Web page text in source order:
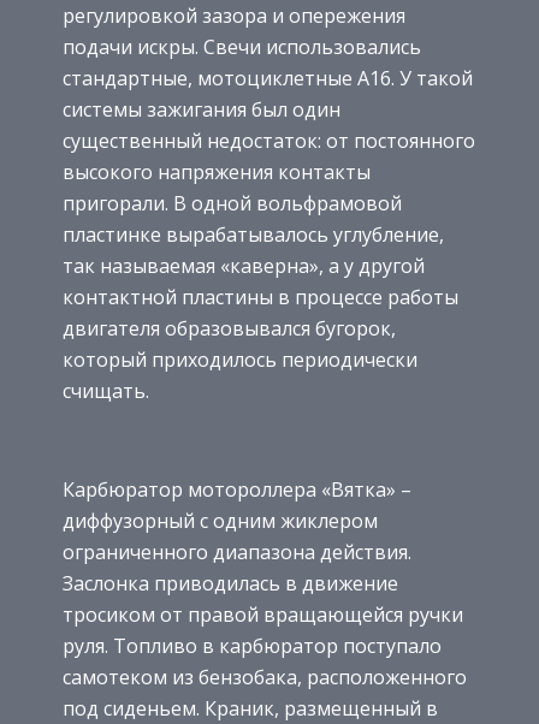
регулировкой зазора и опережения
подачи искры. Свечи использовались
стандартные, мотоциклетные А16. У такой
системы зажигания был один
существенный недостаток: от постоянного
высокого напряжения контакты
пригорали. В одной вольфрамовой
пластинке вырабатывалось углубление,
так называемая «каверна», а у другой
контактной пластины в процессе работы
двигателя образовывался бугорок,
который приходилось периодически
счищать.
Карбюратор мотороллера «Вятка» –
диффузорный с одним жиклером
ограниченного диапазона действия.
Заслонка приводилась в движение
тросиком от правой вращающейся ручки
руля. Топливо в карбюратор поступало
самотеком из бензобака, расположенного
под сиденьем. Краник, размещенный в